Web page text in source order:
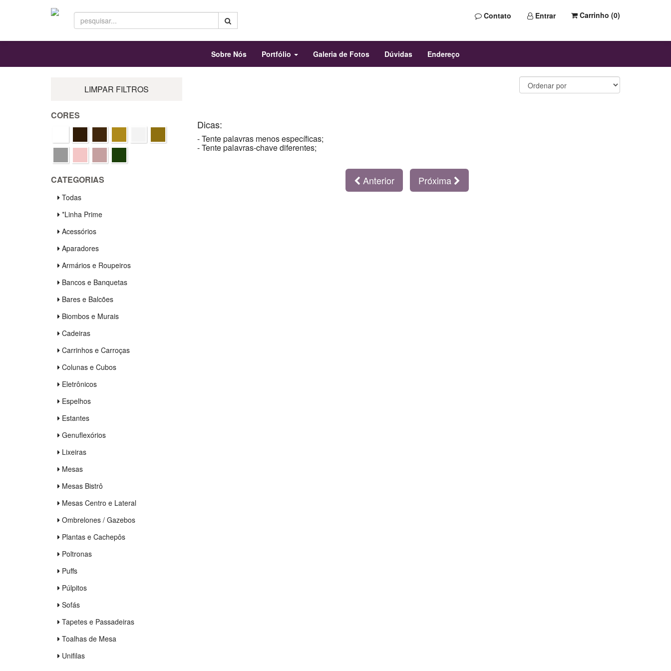
Contato Entrar Carrinho (0)
Sobre Nós Portfólio Galeria de Fotos Dúvidas Endereço
LIMPAR FILTROS
CORES
CATEGORIAS
Todas
*Linha Prime
Acessórios
Aparadores
Armários e Roupeiros
Bancos e Banquetas
Bares e Balcões
Biombos e Murais
Cadeiras
Carrinhos e Carroças
Colunas e Cubos
Eletrônicos
Espelhos
Estantes
Genuflexórios
Lixeiras
Mesas
Mesas Bistrô
Mesas Centro e Lateral
Ombrelones / Gazebos
Plantas e Cachepôs
Poltronas
Puffs
Púlpitos
Sofás
Tapetes e Passadeiras
Toalhas de Mesa
Unifilas
Dicas:
- Tente palavras menos específicas;
- Tente palavras-chave diferentes;
Anterior Próxima